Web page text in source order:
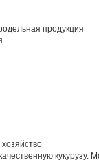
продукция
кукурузу.